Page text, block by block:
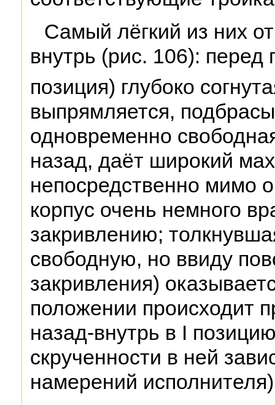
Самый лёгкий из них
внутрь (рис. 106):
позиция) глубоко
выпрямляется,
одновременно
назад, даёт широкий
непосредственно мимо
корпус очень немного
закривлению;
свободную, но ввиду
закривления)
положении происходит
назад-внутрь в I
скрученности в ней
намерений